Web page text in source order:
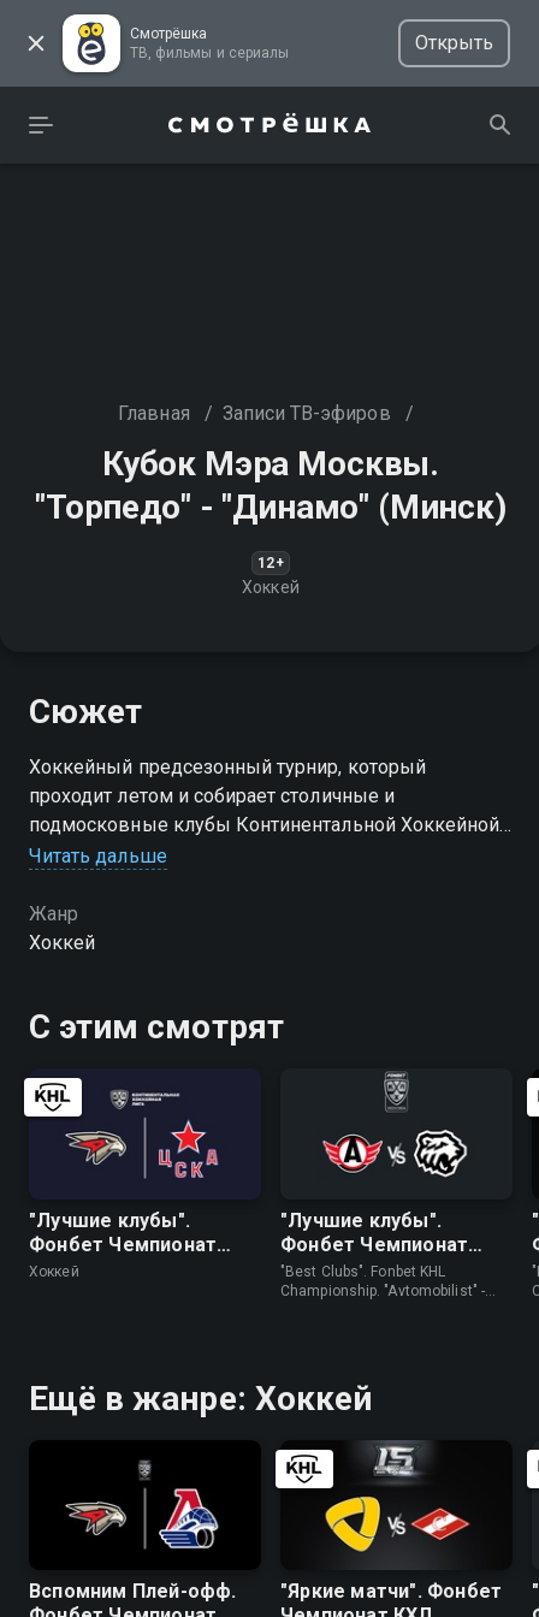
Смотрёшка
ТВ, фильмы и сериалы
Открыть
Главная / Записи ТВ-эфиров /
Кубок Мэра Москвы.
"Торпедо" - "Динамо" (Минск)
12+
Хоккей
Сюжет
Хоккейный предсезонный турнир, который
проходит летом и собирает столичные и
подмосковные клубы Континентальной Хоккейной
Лиги (КХЛ)
Читать дальше
Жанр
Хоккей
С этим смотрят
"Лучшие клубы".
Фонбет Чемпионат
КХЛ. "Авангард" - ЦСКА
Хоккей
"Лучшие клубы".
Фонбет Чемпионат
КХЛ. "Автомобилист" -
"Трактор"
"Best Clubs". Fonbet KHL
Championship. "Avtomobilist" -
Ещё в жанре: Хоккей
Вспомним Плей-офф.
"Яркие матчи". Фонбет